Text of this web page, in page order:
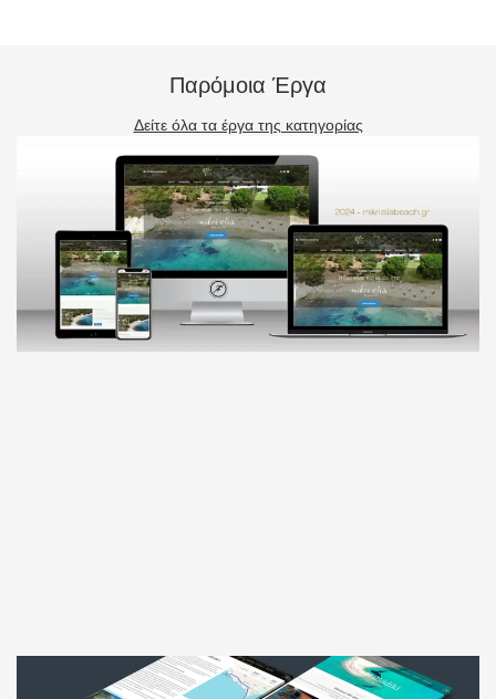
Παρόμοια Έργα
Δείτε όλα τα έργα της κατηγορίας